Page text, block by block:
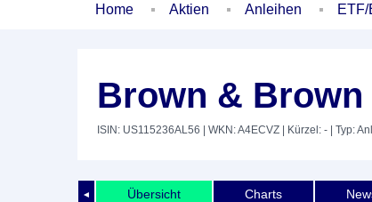
Home Aktien Anleihen ETF/
Brown & Brown
ISIN: US115236AL56 | WKN: A4ECVZ | Kürzel: - | Typ:
◄ Übersicht Charts